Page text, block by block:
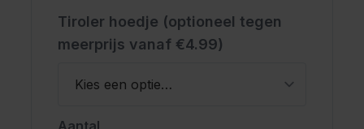
Tiroler hoedje (optioneel tegen
meerprijs vanaf €4.99)
Aantal